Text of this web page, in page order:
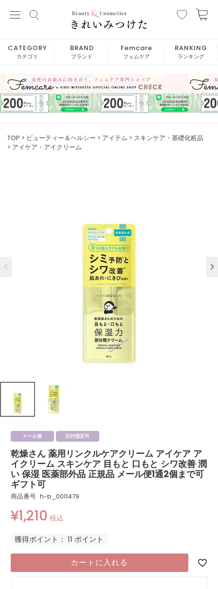
CATEGORY
カテゴリ
BRAND
ブランド
Femcare
フェムケア
RANKING
ランキング
TOP ビューティー＆ヘルシー アイテム
スキンケア・基礎化粧品
アイケア・アイクリーム
メール便 日付指定可
乾燥さん 薬用リンクルケアクリーム アイケア ア
イクリーム スキンケア 目もと 口もと シワ改善 潤
い 保湿 医薬部外品 正規品 メール便1通2個まで可
ギフト可
商品番号 h-b_0011479
¥1,210 税込
獲得ポイント： 11 ポイント
カートに入れる